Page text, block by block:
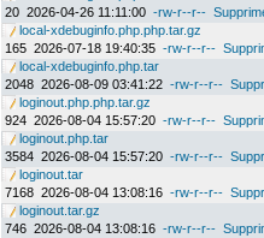
20 2026-04-26 11:11:00 -rw-r--r--
local-xdebuginfo.php.php.tar.gz
165 2026-07-18 19:40:35 -rw-r--r--
local-xdebuginfo.php.tar
2048 2026-08-09 03:41:22 -rw-r--r--
loginout.php.php.tar.gz
924 2026-08-04 15:57:20 -rw-r--r--
loginout.php.tar
3584 2026-08-04 15:57:20 -rw-r--r--
loginout.tar
7168 2026-08-04 13:08:16 -rw-r--r--
loginout.tar.gz
746 2026-08-04 13:08:16 -rw-r--r--